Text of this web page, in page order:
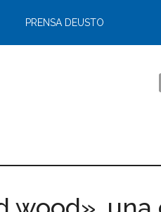
PRENSA DEUSTO